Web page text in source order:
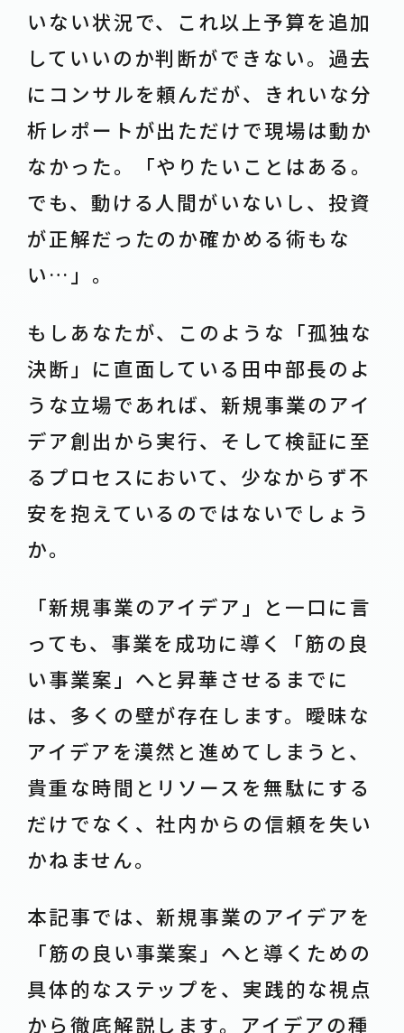
いない状況で、これ以上予算を追加
していいのか判断ができない。過去
にコンサルを頼んだが、きれいな分
析レポートが出ただけで現場は動か
なかった。「やりたいことはある。
でも、動ける人間がいないし、投資
が正解だったのか確かめる術もな
い…」。
もしあなたが、このような「孤独な
決断」に直面している田中部長のよ
うな立場であれば、新規事業のアイ
デア創出から実行、そして検証に至
るプロセスにおいて、少なからず不
安を抱えているのではないでしょう
か。
「新規事業のアイデア」と一口に言
っても、事業を成功に導く「筋の良
い事業案」へと昇華させるまでに
は、多くの壁が存在します。曖昧な
アイデアを漠然と進めてしまうと、
貴重な時間とリソースを無駄にする
だけでなく、社内からの信頼を失い
かねません。
本記事では、新規事業のアイデアを
「筋の良い事業案」へと導くための
具体的なステップを、実践的な視点
から徹底解説します。アイデアの種